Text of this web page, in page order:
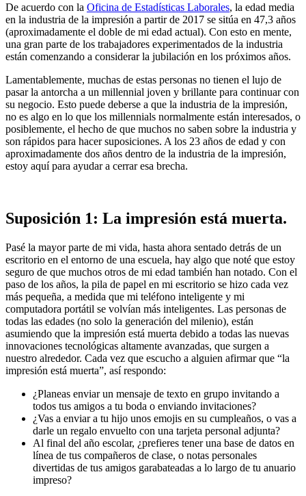
De acuerdo con la Oficina de Estadísticas Laborales, la edad media
en la industria de la impresión a partir de 2017 se sitúa en 47,3 años
(aproximadamente el doble de mi edad actual). Con esto en mente,
una gran parte de los trabajadores experimentados de la industria
están comenzando a considerar la jubilación en los próximos años.
Lamentablemente, muchas de estas personas no tienen el lujo de
pasar la antorcha a un millennial joven y brillante para continuar con
su negocio. Esto puede deberse a que la industria de la impresión,
no es algo en lo que los millennials normalmente están interesados, o
posiblemente, el hecho de que muchos no saben sobre la industria y
son rápidos para hacer suposiciones. A los 23 años de edad y con
aproximadamente dos años dentro de la industria de la impresión,
estoy aquí para ayudar a cerrar esa brecha.
Suposición 1: La impresión está muerta.
Pasé la mayor parte de mi vida, hasta ahora sentado detrás de un
escritorio en el entorno de una escuela, hay algo que noté que estoy
seguro de que muchos otros de mi edad también han notado. Con el
paso de los años, la pila de papel en mi escritorio se hizo cada vez
más pequeña, a medida que mi teléfono inteligente y mi
computadora portátil se volvían más inteligentes. Las personas de
todas las edades (no solo la generación del milenio), están
asumiendo que la impresión está muerta debido a todas las nuevas
innovaciones tecnológicas altamente avanzadas, que surgen a
nuestro alrededor. Cada vez que escucho a alguien afirmar que “la
impresión está muerta”, así respondo:
¿Planeas enviar un mensaje de texto en grupo invitando a
todos tus amigos a tu boda o enviando invitaciones?
¿Vas a enviar a tu hijo unos emojis en su cumpleaños, o vas a
darle un regalo envuelto con una tarjeta personal adjunta?
Al final del año escolar, ¿prefieres tener una base de datos en
línea de tus compañeros de clase, o notas personales
divertidas de tus amigos garabateadas a lo largo de tu anuario
impreso?